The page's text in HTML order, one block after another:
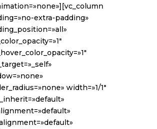
extra-padding»
width=»1/1″